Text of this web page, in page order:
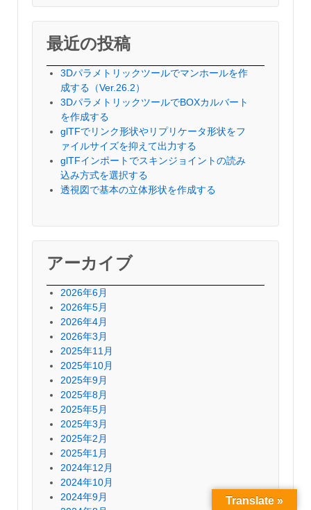
対
象:
最近の投稿
3Dパラメトリックツールでマンホールを作
成する（Ver.26.2）
3DパラメトリックツールでBOXカルバート
を作成する
glTFでリンク形状やリプリケータ形状をフ
ァイルサイズを抑えて出力する
glTFインポートでスキンジョイントの読み
込み方式を選択する
透視図で基本の立体形状を作成する
アーカイブ
2026年6月
2026年5月
2026年4月
2026年3月
2025年11月
2025年10月
2025年9月
2025年8月
2025年5月
2025年3月
2025年2月
2025年1月
2024年12月
2024年10月
2024年9月
Translate »